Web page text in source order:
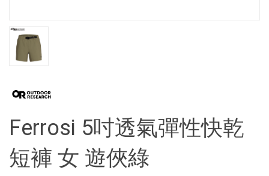
Ferrosi 5吋透氣彈性快乾
短褲 女 遊俠綠